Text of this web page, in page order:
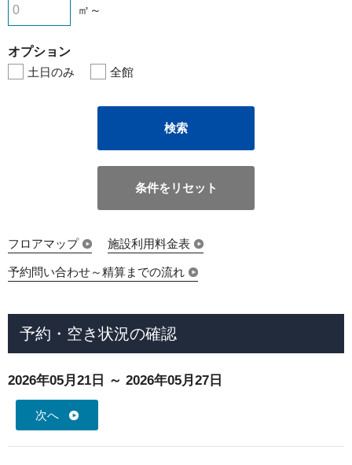
㎡～
オプション
土日のみ
全館
検索
条件をリセット
フロアマップ 施設利用料金表
予約問い合わせ～精算までの流れ
予約・空き状況の確認
2026年05月21日 ～ 2026年05月27日
次へ